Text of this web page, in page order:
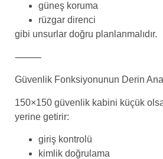
güneş koruma
rüzgar direnci
gibi unsurlar doğru planlanmalıdır.
⸻
Güvenlik Fonksiyonunun Derin
150×150 güvenlik kabini küçük
yerine getirir:
giriş kontrolü
kimlik doğrulama